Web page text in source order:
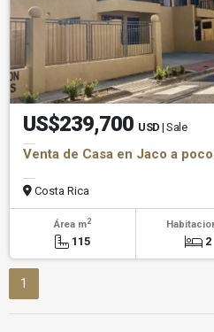
US$239,700 USD | Sale
Venta de Casa en Jaco a
Costa Rica
Área m2
115 2
1